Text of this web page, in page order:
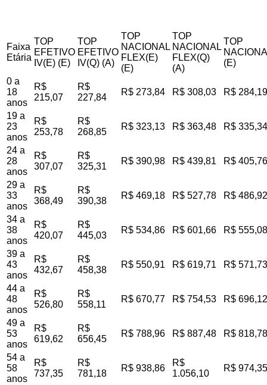
Faixa
Etária
TOP
EFETIVO
IV(E) (E)
TOP
EFETIVO
IV(Q) (A)
TOP
NACIONAL
FLEX(E)
(E)
TOP
NACIONAL
FLEX(Q)
(A)
TOP
(E)
0 a
18
anos
R$
215,07
R$
227,84
R$ 273,84 R$ 308,03 R$ 284,19
19 a
23
anos
R$
253,78
R$
268,85
R$ 323,13 R$ 363,48 R$ 335,34
24 a
28
anos
R$
307,07
R$
325,31
R$ 390,98 R$ 439,81 R$ 405,76
29 a
33
anos
R$
368,49
R$
390,38
R$ 469,18 R$ 527,78 R$ 486,92
34 a
38
anos
R$
420,07
R$
445,03
R$ 534,86 R$ 601,66 R$ 555,08
39 a
43
anos
R$
432,67
R$
458,38
R$ 550,91 R$ 619,71 R$ 571,73
44 a
48
anos
R$
526,80
R$
558,11
R$ 670,77 R$ 754,53 R$ 696,12
49 a
53
anos
R$
619,62
R$
656,45
R$ 788,96 R$ 887,48 R$ 818,78
54 a
58
anos
R$
737,35
R$
781,18
R$ 938,86
R$
1.056,10
R$ 974,35